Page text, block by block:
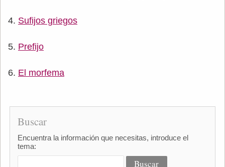
Sufijos griegos
Prefijo
El morfema
Buscar
Encuentra la información que necesitas, introduce el
tema: